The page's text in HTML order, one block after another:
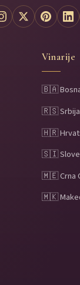
Vinarije
🇧🇦
🇷🇸 Srbija
🇭🇷
🇸🇮
🇲🇪 Crna
🇲🇰